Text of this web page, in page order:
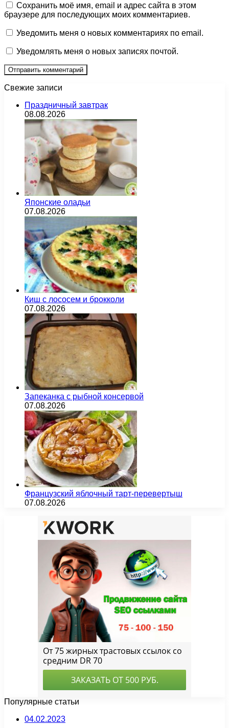
Сохранить моё имя, email и адрес сайта в этом
браузере для последующих моих комментариев.
Уведомить меня о новых комментариях по email.
Уведомлять меня о новых записях почтой.
Свежие записи
Праздничный завтрак
08.08.2026
Японские оладьи
07.08.2026
Киш с лососем и брокколи
07.08.2026
Запеканка с рыбной консервой
07.08.2026
Французский яблочный тарт-перевертыш
07.08.2026
Популярные статьи
04.02.2023